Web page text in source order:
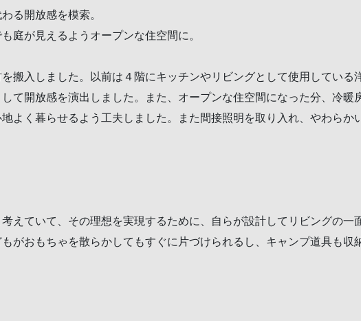
る開放感を模索。
庭が見えるようオープンな住空間に。
搬入しました。以前は４階にキッチンやリビングとして使用している
て開放感を演出しました。また、オープンな住空間になった分、冷暖
よく暮らせるよう工夫しました。また間接照明を取り入れ、やわらか
えていて、その理想を実現するために、自らが設計してリビングの
がおもちゃを散らかしてもすぐに片づけられるし、キャンプ道具も収